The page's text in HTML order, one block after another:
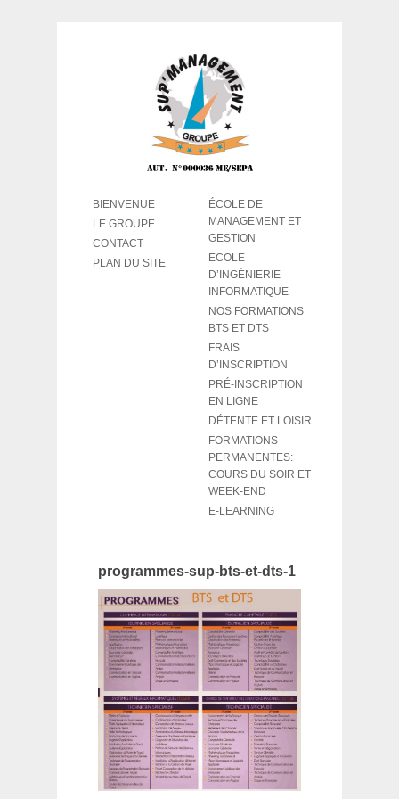
ÉCOLE DE
MANAGEMENT ET
GESTION
ECOLE
D’INGÉNIERIE
INFORMATIQUE
NOS FORMATIONS
BTS ET DTS
FRAIS
D’INSCRIPTION
PRÉ-INSCRIPTION
EN LIGNE
DÉTENTE ET LOISIR
FORMATIONS
PERMANENTES:
COURS DU SOIR ET
WEEK-END
E-LEARNING
BIENVENUE
LE GROUPE
CONTACT
PLAN DU SITE
programmes-sup-bts-et-dts-1